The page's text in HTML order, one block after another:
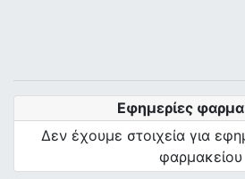
Εφημερίες
Δεν έχουμε στοιχεία για
φαρμακείου